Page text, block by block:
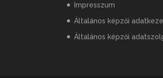
Impresszum
Általános képzői
Általános képzői